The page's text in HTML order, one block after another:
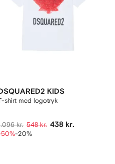
DSQUARED2 KIDS
shirt med logotryk
kr. 548 kr. 438 kr.
-20%